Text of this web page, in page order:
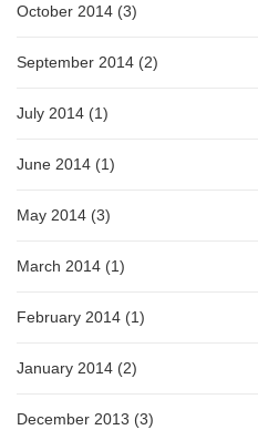
October 2014 (3)
September 2014 (2)
July 2014 (1)
June 2014 (1)
May 2014 (3)
March 2014 (1)
February 2014 (1)
January 2014 (2)
December 2013 (3)